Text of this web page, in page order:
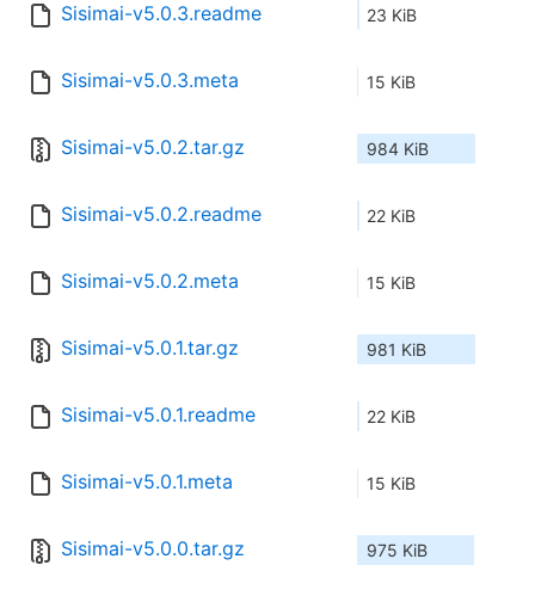
Sisimai-v5.0.3.readme 23 KiB
Sisimai-v5.0.3.meta 15 KiB
Sisimai-v5.0.2.tar.gz 984 KiB
Sisimai-v5.0.2.readme 22 KiB
Sisimai-v5.0.2.meta 15 KiB
Sisimai-v5.0.1.tar.gz 981 KiB
Sisimai-v5.0.1.readme 22 KiB
Sisimai-v5.0.1.meta 15 KiB
Sisimai-v5.0.0.tar.gz 975 KiB